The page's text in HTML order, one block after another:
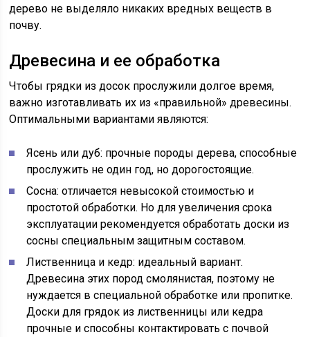
дерево не выделяло никаких вредных веществ в
почву.
Древесина и ее обработка
Чтобы грядки из досок прослужили долгое время,
важно изготавливать их из «правильной» древесины.
Оптимальными вариантами являются:
Ясень или дуб: прочные породы дерева, способные
прослужить не один год, но дорогостоящие.
Сосна: отличается невысокой стоимостью и
простотой обработки. Но для увеличения срока
эксплуатации рекомендуется обработать доски из
сосны специальным защитным составом.
Лиственница и кедр: идеальный вариант.
Древесина этих пород смолянистая, поэтому не
нуждается в специальной обработке или пропитке.
Доски для грядок из лиственницы или кедра
прочные и способны контактировать с почвой